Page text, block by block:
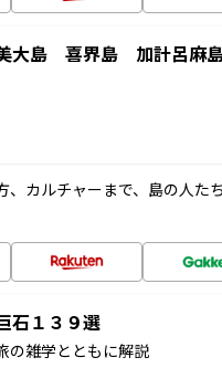
島 喜界島 加計呂麻
カルチャーまで、島の人た
石１３９選
の雑学とともに解説